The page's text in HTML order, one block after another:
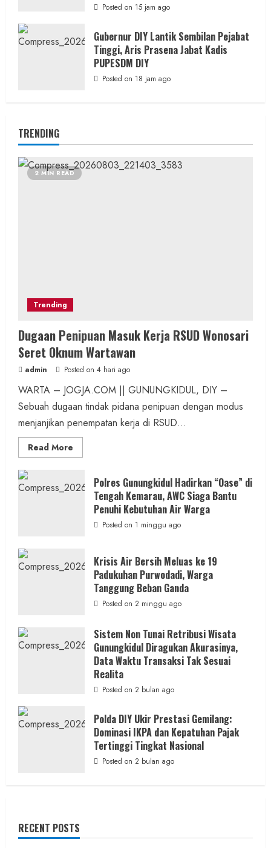
Posted on 15 jam ago
Gubernur DIY Lantik Sembilan Pejabat
Tinggi, Aris Prasena Jabat Kadis
PUPESDM DIY
Posted on 18 jam ago
TRENDING
2 MIN READ
Trending
Dugaan Penipuan Masuk Kerja RSUD Wonosari
Seret Oknum Wartawan
admin Posted on 4 hari ago
WARTA – JOGJA.COM || GUNUNGKIDUL, DIY –
Sebuah dugaan tindak pidana penipuan dengan modus
menjanjikan penempatan kerja di RSUD...
Read More
more
Penipuan
Masuk
RSUD
Wonosari
Seret
Polres Gunungkidul Hadirkan “Oase” di
Tengah Kemarau, AWC Siaga Bantu
Penuhi Kebutuhan Air Warga
Posted on 1 minggu ago
Krisis Air Bersih Meluas ke 19
Padukuhan Purwodadi, Warga
Tanggung Beban Ganda
Posted on 2 minggu ago
Sistem Non Tunai Retribusi Wisata
Gunungkidul Diragukan Akurasinya,
Data Waktu Transaksi Tak Sesuai
Realita
Posted on 2 bulan ago
Polda DIY Ukir Prestasi Gemilang:
Dominasi IKPA dan Kepatuhan Pajak
Tertinggi Tingkat Nasional
Posted on 2 bulan ago
RECENT POSTS